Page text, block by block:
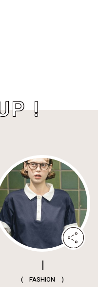
!
( FASHION )